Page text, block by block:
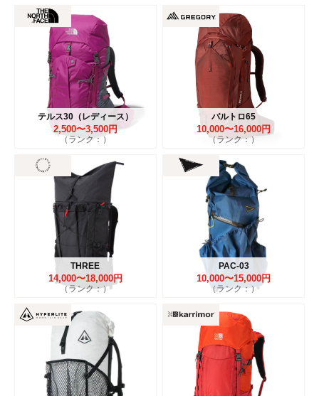
テルス30（レディース）
2,500〜3,500円
（ランク：）
バルトロ65
10,000〜16,000円
（ランク：）
THREE
14,000〜18,000円
（ランク：）
PAC-03
10,000〜15,000円
（ランク：）